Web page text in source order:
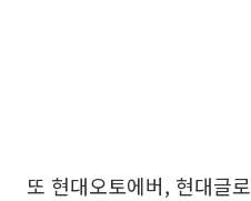
또 현대오토에버, 현대글